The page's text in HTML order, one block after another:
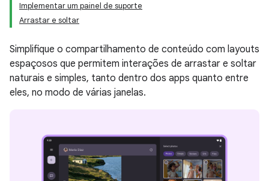
Implementar um painel de suporte
Arrastar e soltar
Simplifique o compartilhamento de conteúdo com layouts
espaçosos que permitem interações de arrastar e soltar
naturais e simples, tanto dentro dos apps quanto entre
eles, no modo de várias janelas.